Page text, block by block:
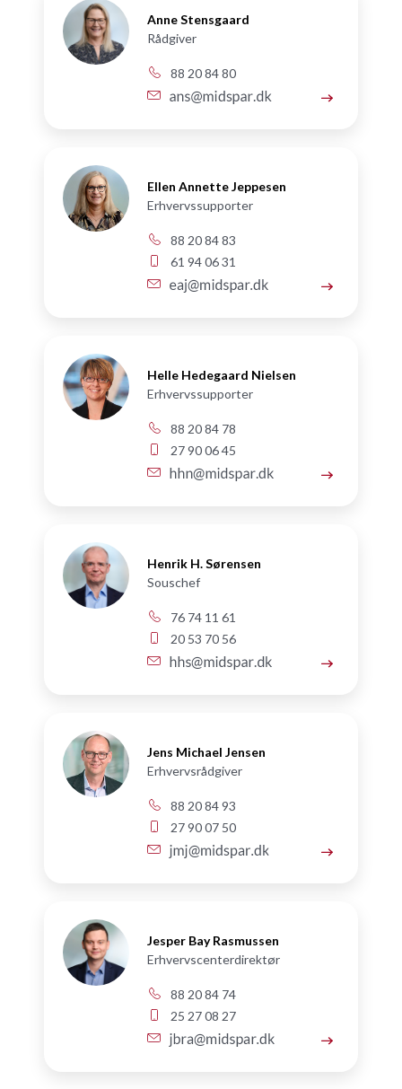
Anne Stensgaard
Rådgiver
88 20 84 80
Ellen Annette Jeppesen
Erhvervssupporter
88 20 84 83
61 94 06 31
Helle Hedegaard Nielsen
Erhvervssupporter
88 20 84 78
27 90 06 45
Henrik H. Sørensen
Souschef
76 74 11 61
20 53 70 56
Jens Michael Jensen
Erhvervsrådgiver
88 20 84 93
27 90 07 50
Jesper Bay Rasmussen
Erhvervscenterdirektør
88 20 84 74
25 27 08 27